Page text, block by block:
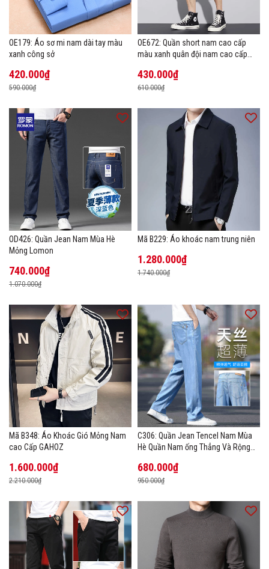
OE179: Áo sơ mi nam dài tay màu
xanh công sở
420.000₫
590.000₫
OE672: Quần short nam cao cấp
màu xanh quân đội nam cao cấp
430.000₫
610.000₫
OD426: Quần Jean Nam Mùa Hè
Mỏng Lomon
740.000₫
1.070.000₫
Mã B229: Áo khoác nam trung niên
1.280.000₫
1.740.000₫
Mã B348: Áo Khoác Gió Mỏng Nam
cao Cấp GAHOZ
1.600.000₫
2.210.000₫
C306: Quần Jean Tencel Nam Mùa
Hè Quần Nam ống Thẳng Và Rộng
680.000₫
950.000₫